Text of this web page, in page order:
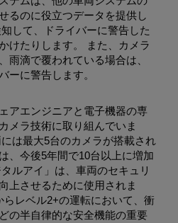
るのに役立つデータを提供し
して、ドライバーに警告した
けたりします。 また、カメラ
雨滴で覆われている場合は、
ーに警告します。
アエンジニアと電子機器の専
メラ技術に取り組んでいま
は最大5台のカメラが搭載され
、今後5年間で10台以上に増加
ルアイ」は、車両のセキュリ
上させるために使用されま
レベル2+の運転において、衝
の半自律的な安全機能の重要